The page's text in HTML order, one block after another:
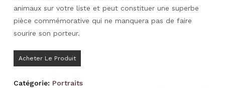
animaux sur votre liste et peut constituer une superbe
pièce commémorative qui ne manquera pas de faire
sourire son porteur.
Acheter Le Produit
Catégorie: Portraits